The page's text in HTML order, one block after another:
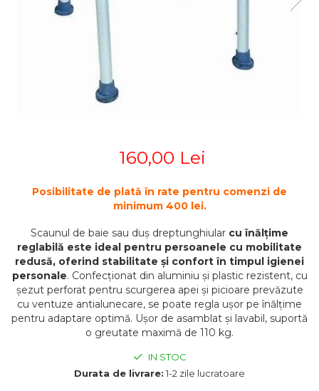
SUPERIOR
ORTEZE PENTRU MEMBRUL
ORTEZE PENTRU COLOANA
ORTEZE FACIALE
SUSTINATORI PLANTARI
PLASTURI
PRODUSE ABENA
SALTELE ANTIESCARE
SCAUNE DE TOALETA
STETOSCOAPE LITTMANN
160,00 Lei
Posibilitate de plată în rate pentru comenzi de
minimum 400 lei.
Scaunul de baie sau duș dreptunghiular cu înălțime
reglabilă este ideal pentru persoanele cu mobilitate
redusă, oferind stabilitate și confort în timpul igienei
personale. Confecționat din aluminiu și plastic rezistent, cu
șezut perforat pentru scurgerea apei și picioare prevăzute
cu ventuze antialunecare, se poate regla ușor pe înălțime
pentru adaptare optimă. Ușor de asamblat și lavabil, suportă
o greutate maximă de 110 kg.
IN STOC
Durata de livrare: 1-2 zile lucratoare